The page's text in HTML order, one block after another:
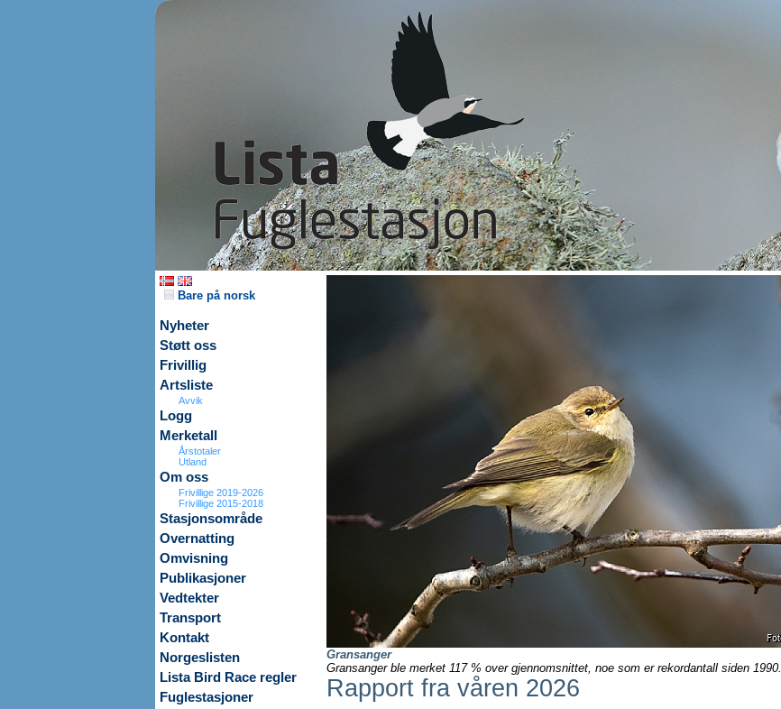
Bare på norsk
Nyheter
Støtt oss
Frivillig
Artsliste
Avvik
Logg
Merketall
Årstotaler
Utland
Om oss
Frivillige 2019-2026
Frivillige 2015-2018
Stasjonsområde
Overnatting
Omvisning
Publikasjoner
Vedtekter
Transport
Kontakt
Norgeslisten
Lista Bird Race regler
Fuglestasjoner
Gransanger
Gransanger ble merket 117 % over gjennomsnittet, noe som er rekordantall siden 1990.
Rapport fra våren 2026